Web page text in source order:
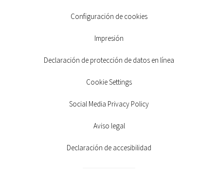
Configuración de cookies
Impresión
Declaración de protección de datos en línea
Cookie Settings
Social Media Privacy Policy
Aviso legal
Declaración de accesibilidad